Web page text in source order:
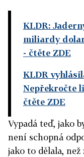
KLDR:
miliardy
- čtěte ZDE
KLDR
Nepřekročte
čtěte ZDE
Vypadá teď, jako
není schopná
jako to dělala,